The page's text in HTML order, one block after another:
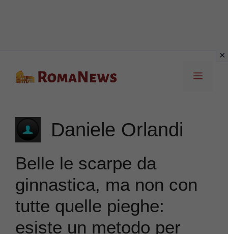
Menu
Daniele Orlandi
Belle le scarpe da
ginnastica, ma non con
tutte quelle pieghe:
esiste un metodo per